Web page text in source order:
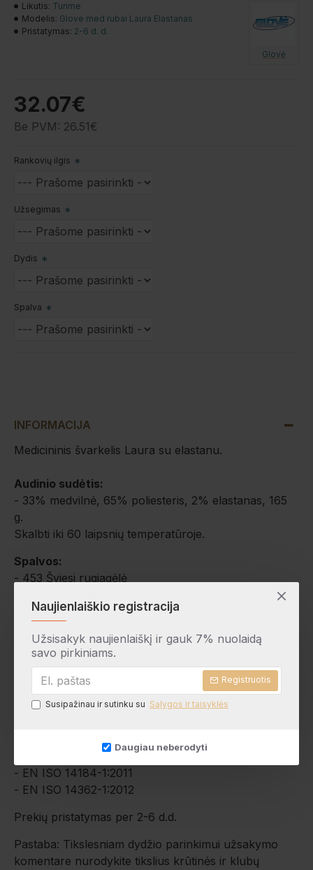
Naujienlaiškio registracija
Užsisakyk naujienlaiškį ir gauk 7% nuolaidą
savo pirkiniams.
Registruotis
Susipažinau ir sutinku su Sąlygos ir taisyklės
Daugiau neberodyti
32.07€
Be PVM: 26.51€
Likutis: Turime
Modelis: Glove med rubai Laura Elastanas
Pristatymas: 2-6 d. d.
Glovė
Rankovių ilgis
Užsegimas
Dydis
Spalva
INFORMACIJA
Medicininis švarkelis Laura su elastanu.
Audinio sudėtis:
- 33% medvilnė, 65% poliesteris, 2% elastanas, 165
g.
Skalbti iki 60 laipsnių temperatūroje.
Spalvos:
- 453 Šviesi rugiagėlė
- 910 Juoda
- 409 Tamsiai mėlyna
- 401 Tamsi rugiagėlė
- 903 Pilka
- 450 Elektrinė
- EN ISO 5077:2008
- EN ISO 3071:2008
- EN ISO 14184-1:2011
- EN ISO 14362-1:2012
Prekių pristatymas per 2-6 d.d.
Pastaba: Tikslesniam dydžio parinkimui užsakymo
komentare nurodykite tikslius krūtinės ir klubų